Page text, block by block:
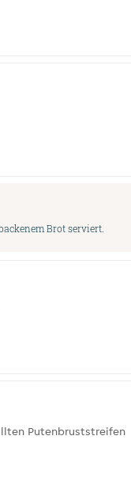
Brot serviert.
Putenbruststreifen